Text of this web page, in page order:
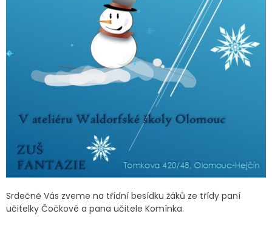
Srdečně Vás zveme na třídní besídku žáků ze třídy paní
učitelky Čočkové a pana učitele Komínka.